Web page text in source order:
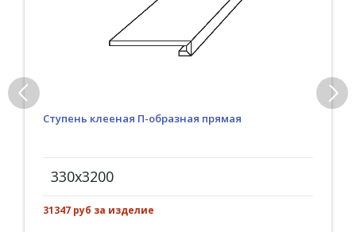
Ступень клееная П-образная прямая
330x3200
31347 руб за изделие